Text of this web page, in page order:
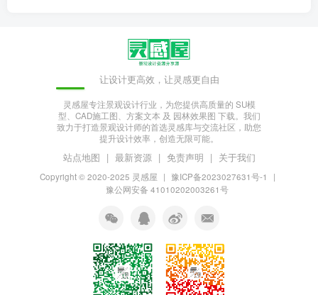
让设计更高效，让灵感更自由
灵感屋专注景观设计行业，为您提供高质量的 SU模
型、CAD施工图、方案文本 及 园林效果图 下载。我们
致力于打造景观设计师的首选灵感库与交流社区，助您
提升设计效率，创造无限可能。
站点地图 | 最新资源 | 免责声明 | 关于我们
Copyright © 2020-2025 灵感屋 | 豫ICP备2023027631号-1
|
豫公网安备 41010202003261号